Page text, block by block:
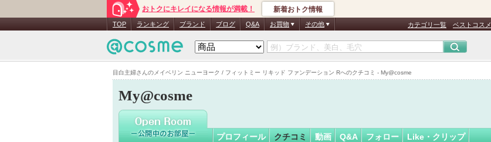
目白主婦さんのメイベリン ニューヨーク / フィットミー リキッド ファンデーション Rへのクチコミ - My@cosme
おトクにキレイになる情報が満載！ 新着おトク情報
TOP ランキング ブランド ブログ Q&A お買物 その他 カテゴリ一覧 ベストコスメ
My@cosme
目白主婦さん
認
証
プロフィール クチコミ 動画 Q&A フォロー Like・クリップ